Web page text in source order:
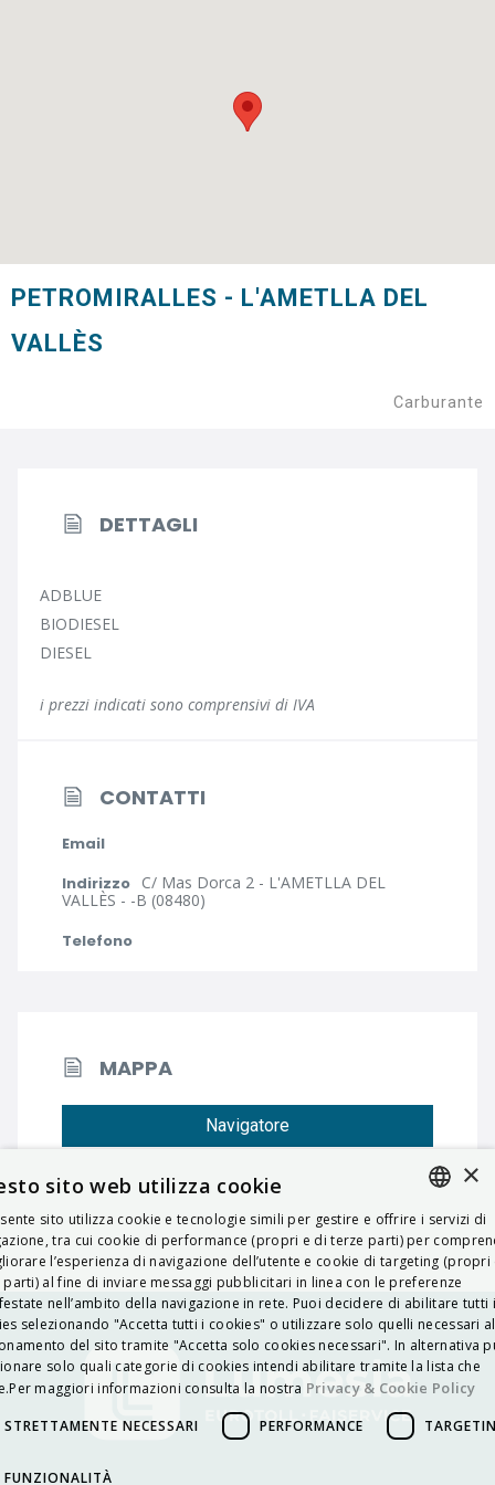
PETROMIRALLES - L'AMETLLA DEL
VALLÈS
Carburante
DETTAGLI
ADBLUE
BIODIESEL
DIESEL
i prezzi indicati sono comprensivi di IVA
CONTATTI
Email
Indirizzo C/ Mas Dorca 2 - L'AMETLLA DEL
VALLÈS - -B (08480)
Telefono
MAPPA
Navigatore
ITALIAN
ENGLISH
FRENCH
HUNGARIAN
DEUTSCH
POLSKI
×
sito web utilizza cookie
sito utilizza cookie e tecnologie simili per gestire e offrire i servizi di
tra cui cookie di performance (propri e di terze parti) per
l’esperienza di navigazione dell’utente e cookie di targeting (propri
parti) al fine di inviare messaggi pubblicitari in linea con le preferenze
nell’ambito della navigazione in rete. Puoi decidere di abilitare tutti i
selezionando "Accetta tutti i cookies" o utilizzare solo quelli necessari al
del sito tramite "Accetta solo cookies necessari". In alternativa
solo quali categorie di cookies intendi abilitare tramite la lista che
maggiori informazioni consulta la nostra Privacy & Cookie Policy
STRETTAMENTE NECESSARI PERFORMANCE
FUNZIONALITÀ